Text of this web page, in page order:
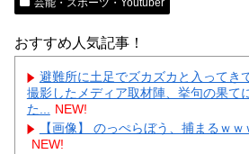
芸能・スポーツ・Youtuber
おすすめ人気記事！
避難所に土足でズカズカと入ってき
撮影したメディア取材陣、挙句の果て
た...
NEW!
【画像】 のっぺらぼう、捕まるｗ
NEW!